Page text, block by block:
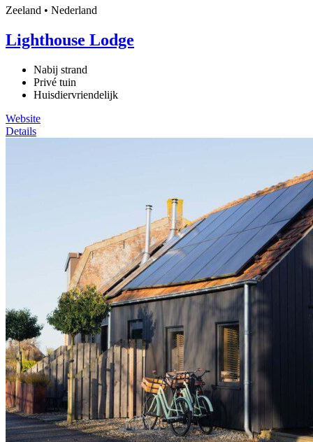
Zeeland • Nederland
Lighthouse Lodge
Nabij strand
Privé tuin
Huisdiervriendelijk
Website
Details